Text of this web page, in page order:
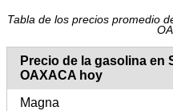
Tabla de los precios promedio
Precio de la gasolina en
OAXACA hoy
Magna